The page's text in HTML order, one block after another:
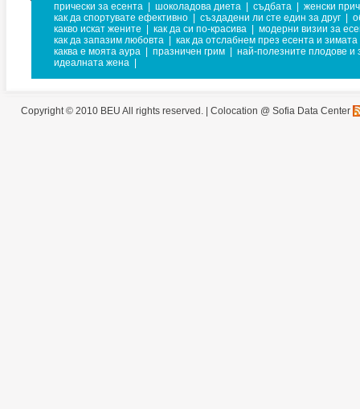
прически за есента шоколадова диета съдбата
женски
как да спортувате ефективно
създадени ли сте един за друг
какво искат жените
как да си по-красива
модерни визии за
как да запазим любовта
как да отслабнем през есента и зимата
каква е моята аура
празничен грим
най-полезните плодове и
идеалната жена
Copyright © 2010 BEU All rights reserved. | Colocation @ Sofia Data Center